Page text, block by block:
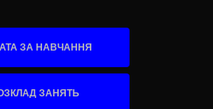
ЗА НАВЧАННЯ
ЗАНЯТЬ